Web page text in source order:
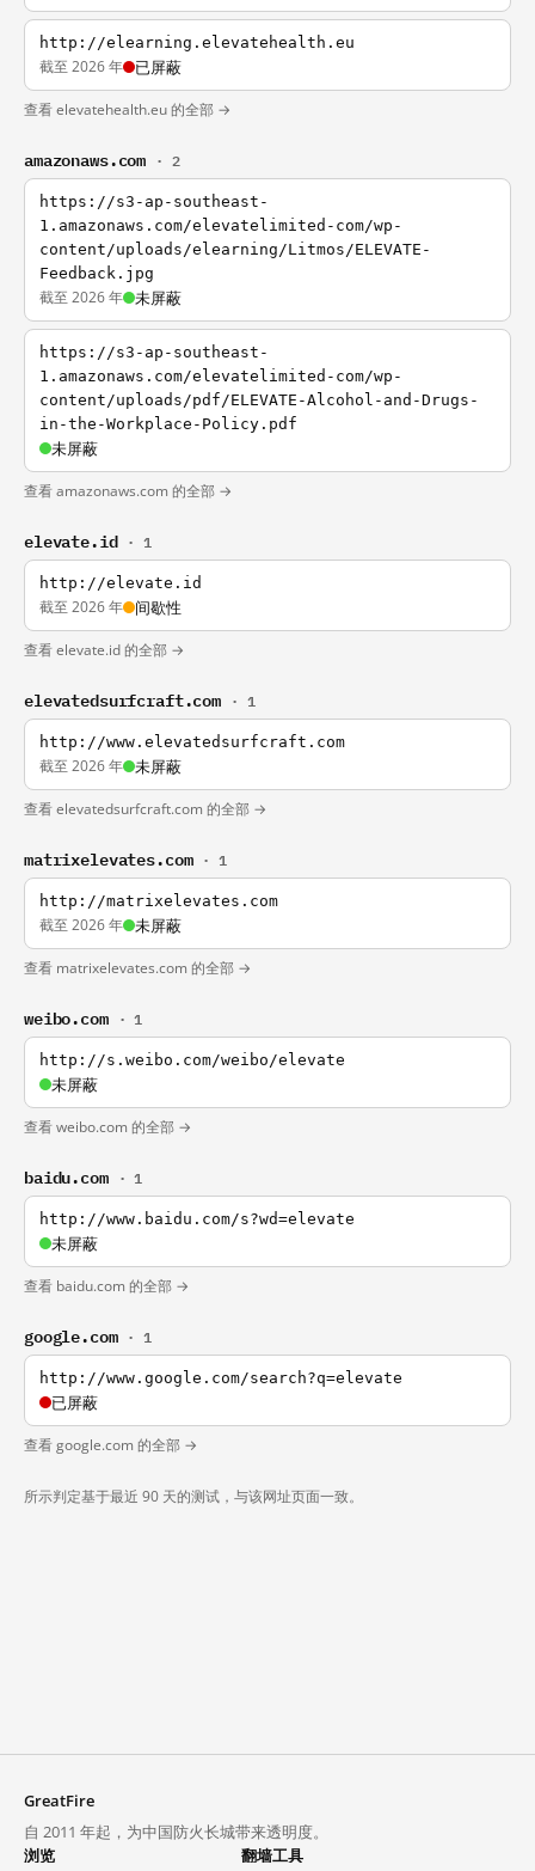
http://elearning.elevatehealth.eu
截至 2026 年 已屏蔽
查看 elevatehealth.eu 的全部 →
amazonaws.com · 2
https://s3-ap-southeast-
1.amazonaws.com/elevatelimited-com/wp-
content/uploads/elearning/Litmos/ELEVATE-
Feedback.jpg
截至 2026 年 未屏蔽
https://s3-ap-southeast-
1.amazonaws.com/elevatelimited-com/wp-
content/uploads/pdf/ELEVATE-Alcohol-and-Drugs-
in-the-Workplace-Policy.pdf
未屏蔽
查看 amazonaws.com 的全部 →
elevate.id · 1
http://elevate.id
截至 2026 年 间歇性
查看 elevate.id 的全部 →
elevatedsurfcraft.com · 1
http://www.elevatedsurfcraft.com
截至 2026 年 未屏蔽
查看 elevatedsurfcraft.com 的全部 →
matrixelevates.com · 1
http://matrixelevates.com
截至 2026 年 未屏蔽
查看 matrixelevates.com 的全部 →
weibo.com · 1
http://s.weibo.com/weibo/elevate
未屏蔽
查看 weibo.com 的全部 →
baidu.com · 1
http://www.baidu.com/s?wd=elevate
未屏蔽
查看 baidu.com 的全部 →
google.com · 1
http://www.google.com/search?q=elevate
已屏蔽
查看 google.com 的全部 →
所示判定基于最近 90 天的测试，与该网址页面一致。
GreatFire
自 2011 年起，为中国防火长城带来透明度。
浏览
翻墙工具